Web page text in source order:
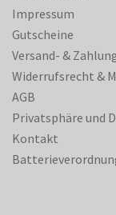
Impressum
Gutscheine
Versand- &
Widerrufsrecht &
AGB
Privatsphäre und
Kontakt